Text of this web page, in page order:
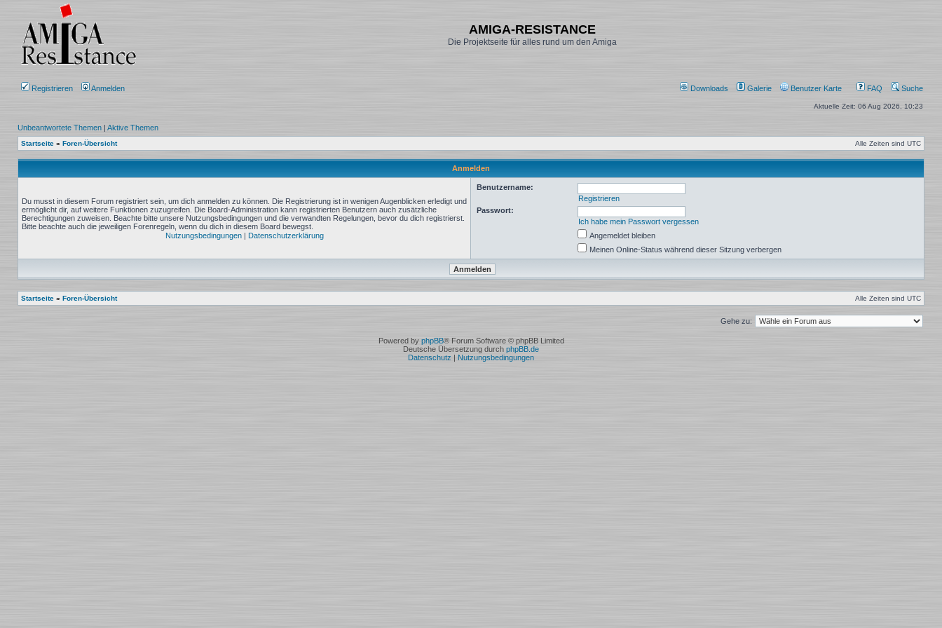
AMIGA-RESISTANCE
Die Projektseite für alles rund um den Amiga
Registrieren Anmelden Downloads Galerie Benutzer Karte FAQ Suche
Aktuelle Zeit: 06 Aug 2026, 10:23
Unbeantwortete Themen | Aktive Themen
Startseite » Foren-Übersicht Alle Zeiten sind UTC
Anmelden
Du musst in diesem Forum registriert sein, um dich anmelden zu können. Die Registrierung ist in wenigen Augenblicken erledigt und
ermöglicht dir, auf weitere Funktionen zuzugreifen. Die Board-Administration kann registrierten Benutzern auch zusätzliche
Berechtigungen zuweisen. Beachte bitte unsere Nutzungsbedingungen und die verwandten Regelungen, bevor du dich registrierst.
Bitte beachte auch die jeweiligen Forenregeln, wenn du dich in diesem Board bewegst.
Nutzungsbedingungen| Datenschutzerklärung
Benutzername:
Registrieren
Passwort:
Ich habe mein Passwort vergessen
Angemeldet bleiben
Meinen Online-Status während dieser Sitzung verbergen
Startseite » Foren-Übersicht Alle Zeiten sind UTC
Gehe zu:
Powered by phpBB® Forum Software © phpBB Limited
Deutsche Übersetzung durch phpBB.de
Datenschutz | Nutzungsbedingungen